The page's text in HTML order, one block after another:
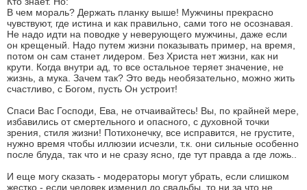
В чем мораль? Держать планку выше! Мужчины прекрасно
чувствуют, где истина и как правильно, сами того не осознавая.
Не надо идти на поводке у неверующего мужчины, даже если
он крещеный. Надо путем жизни показывать пример, на время,
потом он сам станет лидером. Без Христа нет жизни, как ни
крути. Когда внутри ад, то все остальное теряет значение, не
жизнь, а мука. Зачем так? Это ведь необязательно, можно жить
счастливо, с Богом, пусть Он устроит!
Спаси Вас Господи, Ева, не отчаивайтесь! Вы, по крайней мере,
избавились от смертельного и опасного, с духовной точки
зрения, стиля жизни! Потихонечку, все исправится, не грустите,
нужно время чтобы иллюзии исчезли, т.к. они сильные особенно
после блуда, так что и не сразу ясно, где тут правда а где ложь..
И еще могу сказать - модераторы могут убрать, если слишком
жестко - если человек изменил до свадьбы, то ни за что не